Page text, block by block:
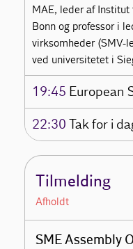
MAE, leder af
Bonn og professor i
virksomheder (SMV-
ved universitetet i
19:45 European
22:30 Tak for i
Tilmelding
Afholdt
SME Assembly